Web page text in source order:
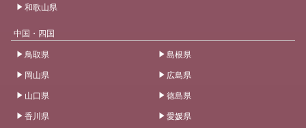
和歌山県
中国・四国
鳥取県
島根県
岡山県
広島県
山口県
徳島県
香川県
愛媛県